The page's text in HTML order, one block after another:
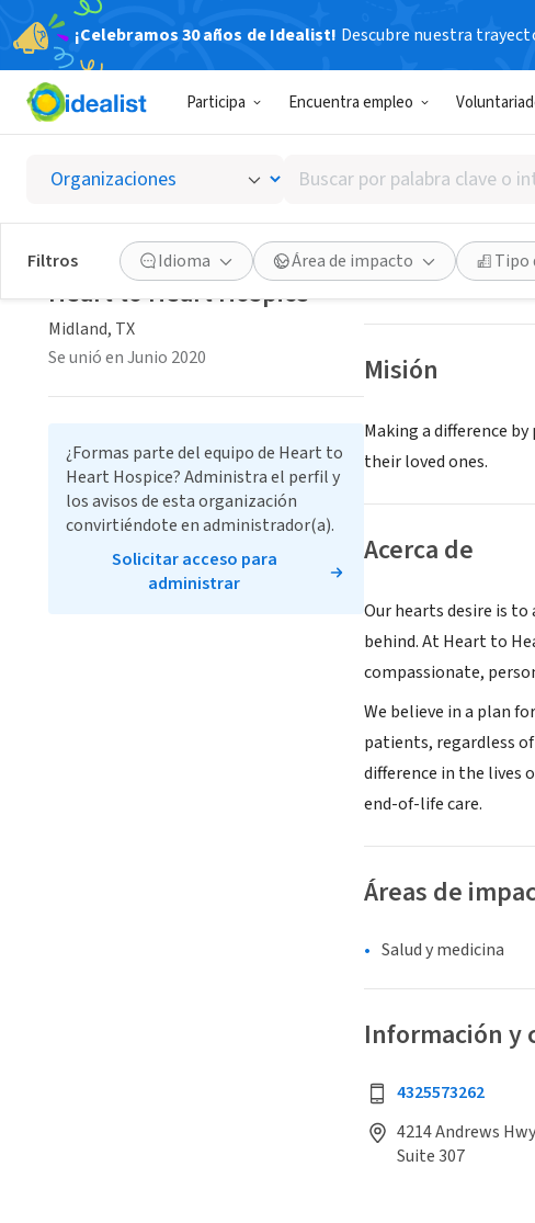
¡Celebramos 30 años de Idealist! Descubre nuestra
Participa Encuentra empleo
Buscar
por
palabra
clave
o
interés
Filtros Idioma Área de impacto Tipo
Heart to
Midland,
Guardar
Misión
Making a difference
their loved ones.
Acerca de
Our hearts desire is
behind. At Heart to
compassionate,
We believe in a plan
patients, regardless
difference in the lives
end-of-life care.
Áreas de
Salud y medicina
Información y
4325573262
4214 Andrews
Suite 307
Heart to Heart Hospice
Midland, TX
Se unió en Junio 2020
¿Formas parte del equipo de Heart to
Heart Hospice? Administra el perfil y
los avisos de esta organización
convirtiéndote en administrador(a).
Solicitar acceso para
administrar